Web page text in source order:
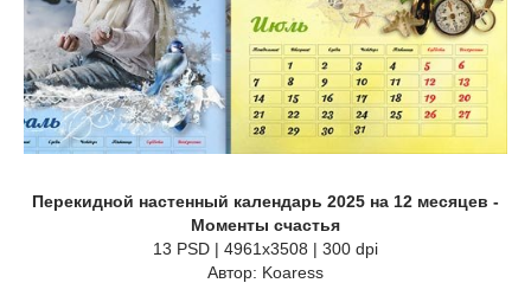
Перекидной настенный календарь 2025 на 12 месяцев -
Моменты счастья
13 PSD | 4961x3508 | 300 dpi
Автор: Koaress